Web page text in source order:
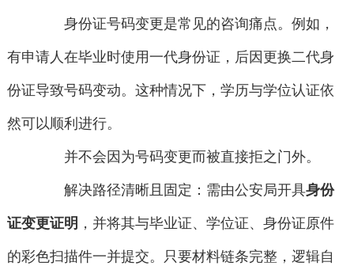
身份证号码变更是常见的咨询痛点。例如，
有申请人在毕业时使用一代身份证，后因更换二代身
份证导致号码变动。这种情况下，学历与学位认证依
然可以顺利进行。
并不会因为号码变更而被直接拒之门外。
解决路径清晰且固定：需由公安局开具身份
证变更证明 ，并将其与毕业证、学位证、身份证原件
的彩色扫描件一并提交。只要材料链条完整，逻辑自